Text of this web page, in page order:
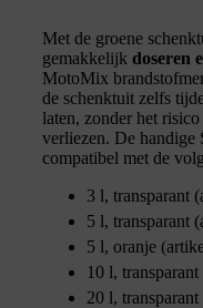
Met de groene
gemakkelijk doseren
MotoMix
de schenktuit zelfs
laten, zonder het
verliezen. De
compatibel met de
3 l, transparant
5 l, transparant
5 l, oranje
10 l,
20 l,